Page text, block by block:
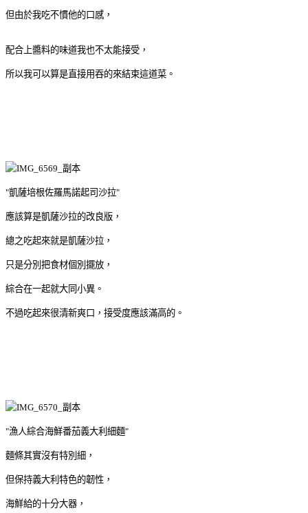
但由於我吃不慣他的口感，
配合上醬料的味道我也不太能接受，
所以我可以算是直接用吞的來結束這道菜。
"凱薩培根佐羅馬諾起司沙拉"
應該算是凱薩沙拉的改良版，
總之吃起來就是凱薩沙拉，
只是分別把食材個別擺放，
綜合在一起就大同小異。
不過吃起來很清新爽口，接受度應該滿高的。
"漁人綜合海鮮番茄義大利細麵"
麵條其實沒有特別細，
但保持義大利特色的韌性，
海鮮給的十分大器，